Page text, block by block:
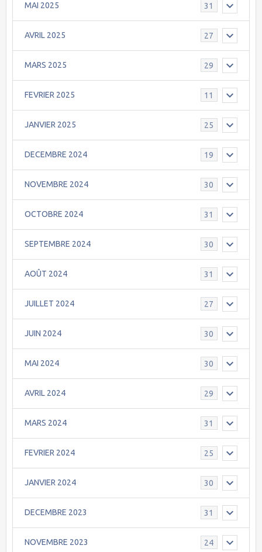
MAI 2025 31
AVRIL 2025 27
MARS 2025 29
FEVRIER 2025 11
JANVIER 2025 25
DECEMBRE 2024 19
NOVEMBRE 2024 30
OCTOBRE 2024 31
SEPTEMBRE 2024 30
AOÛT 2024 31
JUILLET 2024 27
JUIN 2024 30
MAI 2024 30
AVRIL 2024 29
MARS 2024 31
FEVRIER 2024 25
JANVIER 2024 30
DECEMBRE 2023 31
NOVEMBRE 2023 24